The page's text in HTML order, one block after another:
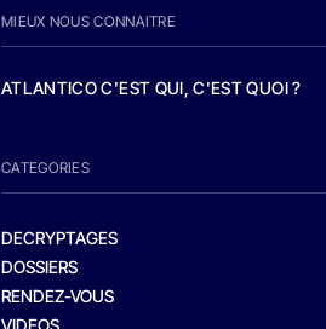
MIEUX NOUS CONNAITRE
ATLANTICO C'EST QUI, C'EST QUOI ?
CATEGORIES
DECRYPTAGES
DOSSIERS
RENDEZ-VOUS
VIDEOS